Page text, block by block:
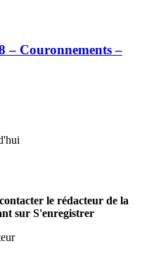
– Couronnements –
le rédacteur de la
sur S'enregistrer